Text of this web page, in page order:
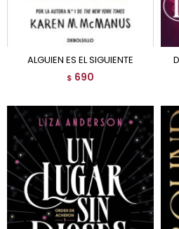
ALGUIEN ES EL SIGUIENTE
$ 690